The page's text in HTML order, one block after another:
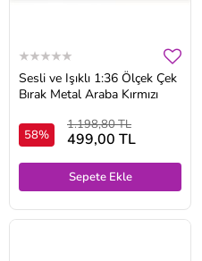
Sesli ve Işıklı 1:36 Ölçek Çek
Bırak Metal Araba Kırmızı
58%
1.198,80 TL
499,00 TL
Sepete Ekle